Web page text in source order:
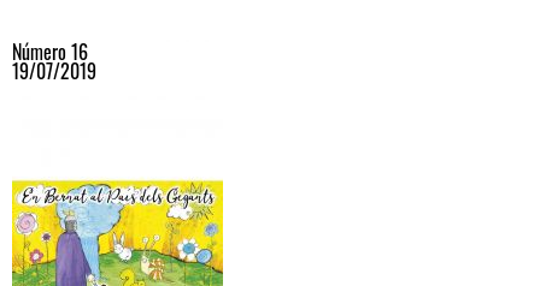
Número 16
19/07/2019